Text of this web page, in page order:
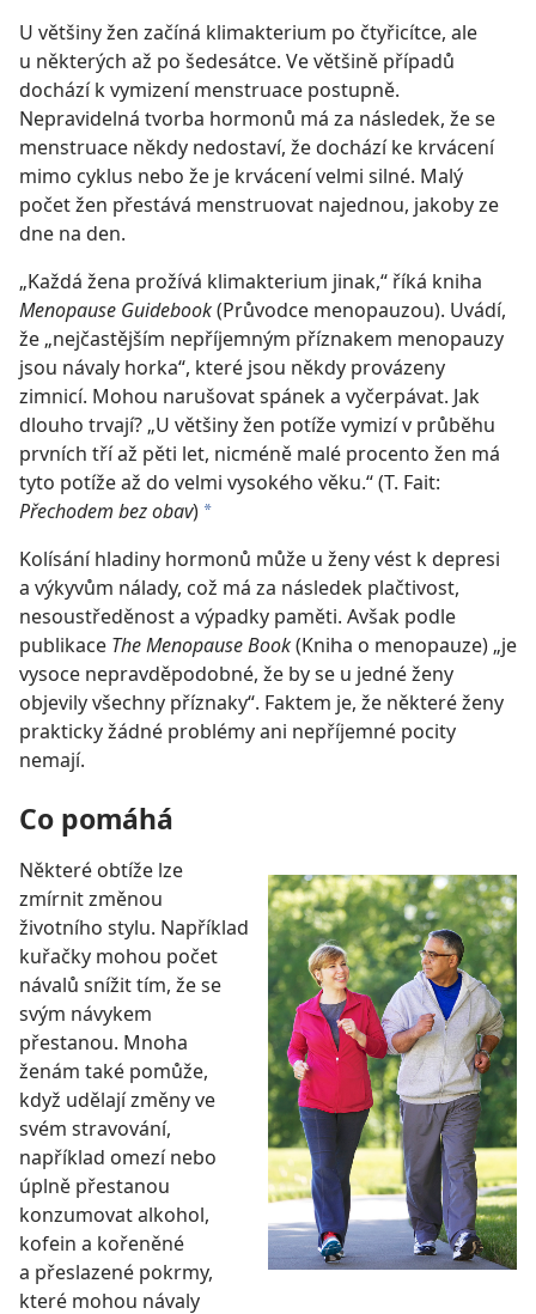
U většiny žen začíná klimakterium po čtyřicítce, ale
u některých až po šedesátce. Ve většině případů
dochází k vymizení menstruace postupně.
Nepravidelná tvorba hormonů má za následek, že se
menstruace někdy nedostaví, že dochází ke krvácení
mimo cyklus nebo že je krvácení velmi silné. Malý
počet žen přestává menstruovat najednou, jakoby ze
dne na den.
„Každá žena prožívá klimakterium jinak,“ říká kniha
Menopause Guidebook(Průvodce menopauzou). Uvádí,
že „nejčastějším nepříjemným příznakem menopauzy
jsou návaly horka“, které jsou někdy provázeny
zimnicí. Mohou narušovat spánek a vyčerpávat. Jak
dlouho trvají? „U většiny žen potíže vymizí v průběhu
prvních tří až pěti let, nicméně malé procento žen má
tyto potíže až do velmi vysokého věku.“ (T. Fait:
Přechodem bez obav) *
Kolísání hladiny hormonů může u ženy vést k depresi
a výkyvům nálady, což má za následek plačtivost,
nesoustředěnost a výpadky paměti. Avšak podle
publikace The Menopause Book(Kniha o menopauze) „je
vysoce nepravděpodobné, že by se u jedné ženy
objevily všechny příznaky“. Faktem je, že některé ženy
prakticky žádné problémy ani nepříjemné pocity
nemají.
Co pomáhá
Některé obtíže lze
zmírnit změnou
životního stylu. Například
kuřačky mohou počet
návalů snížit tím, že se
svým návykem
přestanou. Mnoha
ženám také pomůže,
když udělají změny ve
svém stravování,
například omezí nebo
úplně přestanou
konzumovat alkohol,
kofein a kořeněné
a přeslazené pokrmy,
které mohou návaly